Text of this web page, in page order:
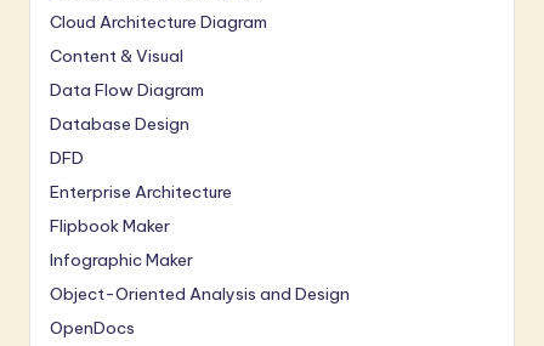
Cloud Architecture Diagram
Content & Visual
Data Flow Diagram
Database Design
DFD
Enterprise Architecture
Flipbook Maker
Infographic Maker
Object-Oriented Analysis and Design
OpenDocs